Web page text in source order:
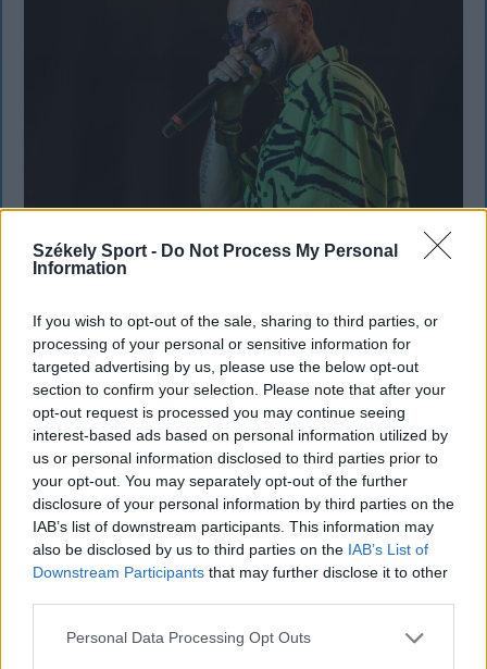
Székely Sport - Do Not Process My Personal
Information
If you wish to opt-out of the sale, sharing to third parties, or
processing of your personal or sensitive information for
targeted advertising by us, please use the below opt-out
section to confirm your selection. Please note that after your
opt-out request is processed you may continue seeing
interest-based ads based on personal information utilized by
us or personal information disclosed to third parties prior to
your opt-out. You may separately opt-out of the further
disclosure of your personal information by third parties on the
IAB’s list of downstream participants. This information may
also be disclosed by us to third parties on the IAB’s List of
Downstream Participants that may further disclose it to other
Personal Data Processing Opt Outs
KRÓNIKA
Majka életveszélyes fenyegetés miatt
lemondta erdélyi koncertjét
Majka életveszélyes fenyegetést kapott, és emiatt
lemondta a sepsiszentgyörgyi SIC Fesztre tervezett
koncertjét. Majka ezt szerdán a Facebook-oldalán
jelentette be.